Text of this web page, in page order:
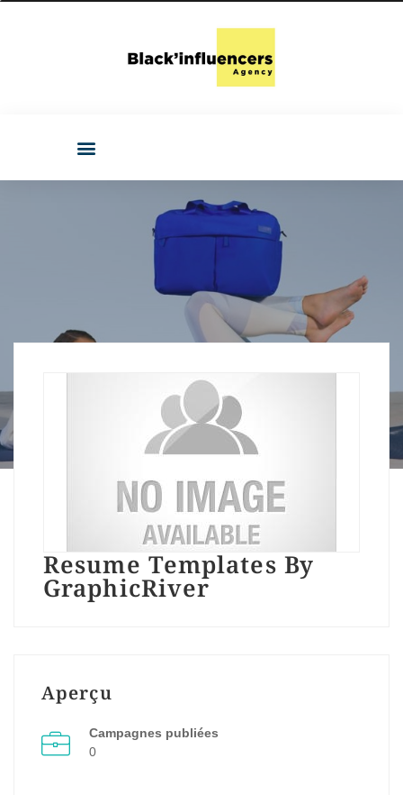
Resume Templates By
GraphicRiver
Aperçu
Campagnes publiées
0